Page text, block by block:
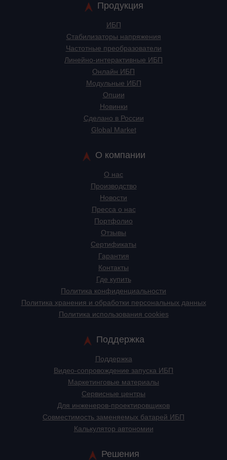
Продукция
ИБП
Стабилизаторы напряжения
Частотные преобразователи
Линейно-интерактивные ИБП
Онлайн ИБП
Модульные ИБП
Опции
Новинки
Сделано в России
Global Market
О компании
О нас
Производство
Новости
Пресса о нас
Портфолио
Отзывы
Сертификаты
Гарантия
Контакты
Где купить
Политика конфиденциальности
Политика хранения и обработки персональных данных
Политика использования cookies
Поддержка
Поддержка
Видео-сопровождение запуска ИБП
Маркетинговые материалы
Сервисные центры
Для инженеров-проектировщиков
Cовместимость заменяемых батарей ИБП
Калькулятор автономии
Решения